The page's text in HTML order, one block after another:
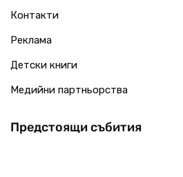
Контакти
Реклама
Детски книги
Медийни партньорства
Предстоящи събития